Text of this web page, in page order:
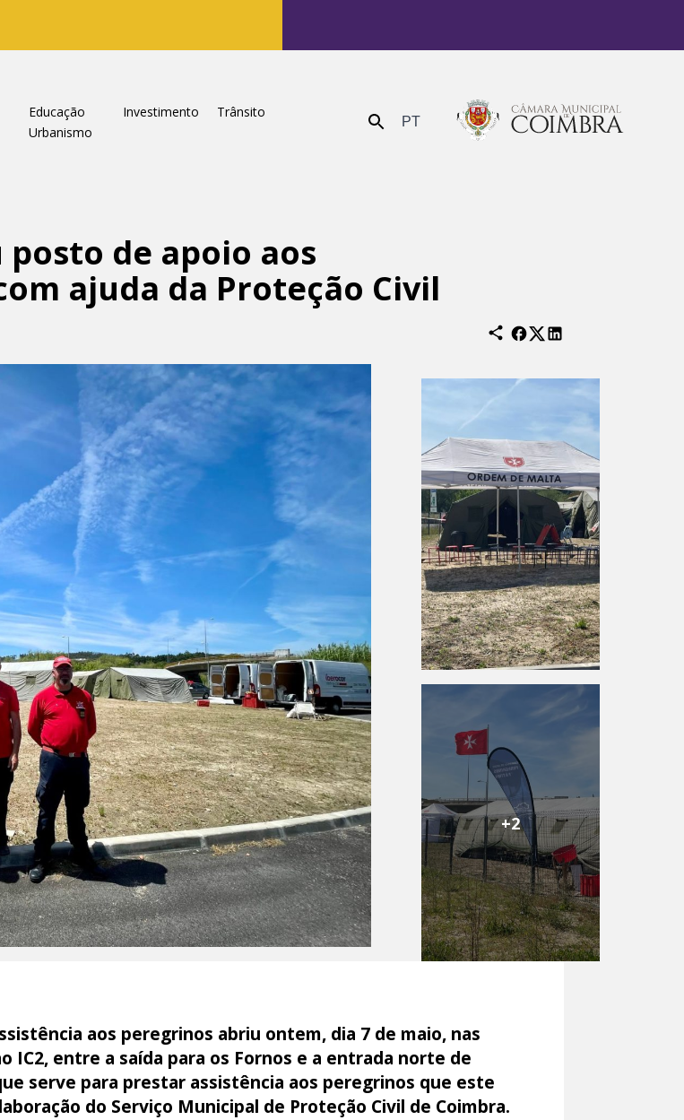
Educação Investimento
Trânsito
Urbanismo Enviar PT
de apoio aos
ajuda da Proteção Civil
+2
aos peregrinos abriu ontem, dia 7 de maio, nas
IC2, entre a saída para os Fornos e a entrada norte de
serve para prestar assistência aos peregrinos que este
do Serviço Municipal de Proteção Civil de Coimbra.